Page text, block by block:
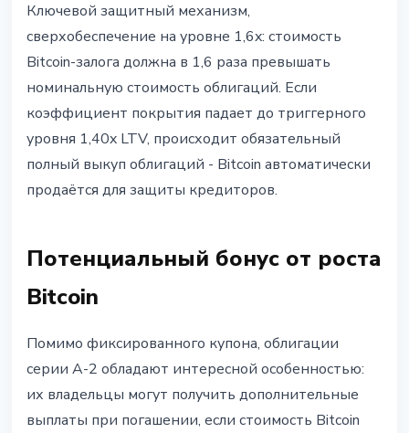
Ключевой защитный механизм,
сверхобеспечение на уровне 1,6x: стоимость
Bitcoin-залога должна в 1,6 раза превышать
номинальную стоимость облигаций. Если
коэффициент покрытия падает до триггерного
уровня 1,40x LTV, происходит обязательный
полный выкуп облигаций - Bitcoin автоматически
продаётся для защиты кредиторов.
Потенциальный бонус от роста
Bitcoin
Помимо фиксированного купона, облигации
серии A-2 обладают интересной особенностью:
их владельцы могут получить дополнительные
выплаты при погашении, если стоимость Bitcoin